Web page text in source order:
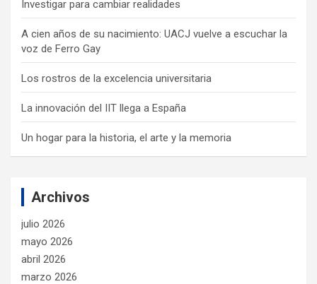
Investigar para cambiar realidades
A cien años de su nacimiento: UACJ vuelve a escuchar la
voz de Ferro Gay
Los rostros de la excelencia universitaria
La innovación del IIT llega a España
Un hogar para la historia, el arte y la memoria
Archivos
julio 2026
mayo 2026
abril 2026
marzo 2026